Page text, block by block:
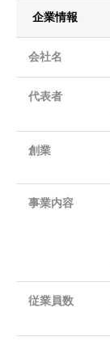
企業情報
会社名
代表者
創業
事業内容
従業員数